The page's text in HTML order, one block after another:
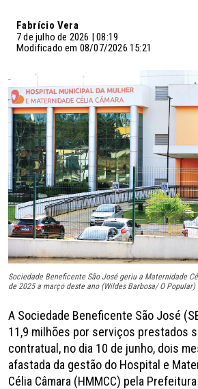
Fabrício Vera
7 de julho de 2026 | 08:19
Modificado em 08/07/2026 15:21
Sociedade Beneficente São José geriu a Maternidade
de 2025 a março deste ano (Wildes Barbosa/ O Popular)
A Sociedade Beneficente São José
11,9 milhões por serviços prestados
contratual, no dia 10 de junho, dois
afastada da gestão do Hospital e
Célia Câmara (HMMCC) pela